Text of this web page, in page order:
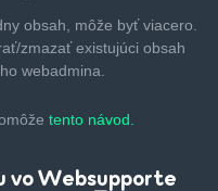
obsah, môže byťviacero.
zmazaťexistujúci obsah
webadmina.
tento návod.
vo Websupporte